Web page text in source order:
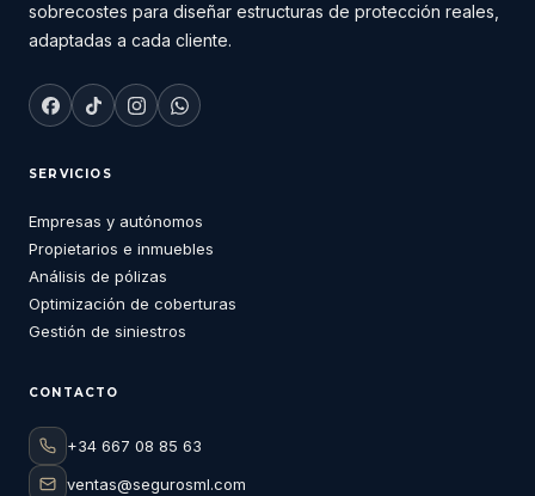
sobrecostes para diseñar estructuras de protección reales,
adaptadas a cada cliente.
SERVICIOS
Empresas y autónomos
Propietarios e inmuebles
Análisis de pólizas
Optimización de coberturas
Gestión de siniestros
CONTACTO
+34 667 08 85 63
ventas@segurosml.com